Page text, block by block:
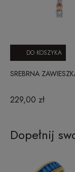
SREBRNA
229,00 zł
DO KOSZYKA
Dopełnij